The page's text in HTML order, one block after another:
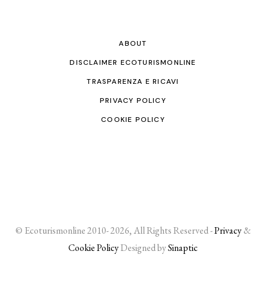
ABOUT
DISCLAIMER ECOTURISMONLINE
TRASPARENZA E RICAVI
PRIVACY POLICY
COOKIE POLICY
© Ecoturismonline 2010- 2026, All Rights Reserved -Privacy&
Cookie PolicyDesigned bySinaptic